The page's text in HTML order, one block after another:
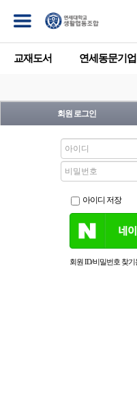
교재도서 연세동문기업
회원 로그인
아이디 저장
회원 ID/비밀번호 찾